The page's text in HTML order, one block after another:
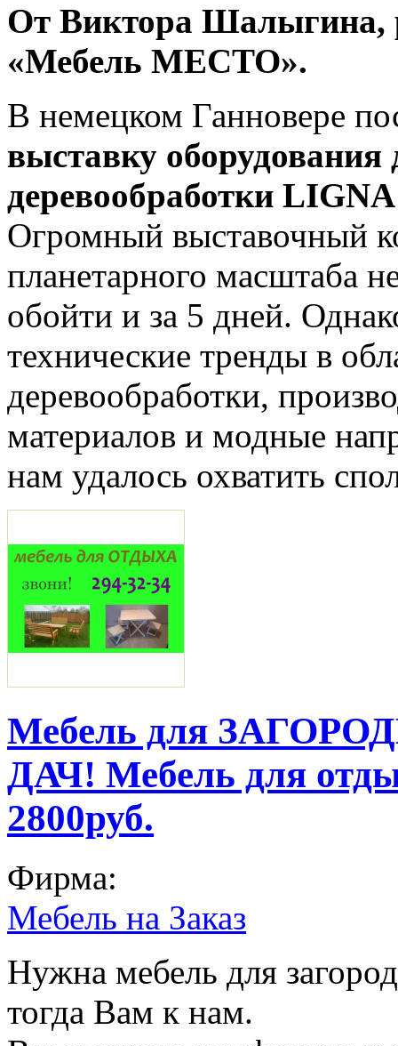
От Виктора Шалыгина,
«Мебель МЕСТО».
В немецком Ганновере
выставку оборудования
деревообработки
Огромный выставочный
планетарного масштаба
обойти и за 5 дней.
технические тренды в
деревообработки,
материалов и модные
нам удалось охватить
Мебель для
ДАЧ! Мебель для
2800руб.
Фирма:
Мебель на Заказ
Нужна мебель для
тогда Вам к нам.